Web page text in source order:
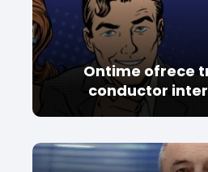
Ontime ofrece
conductor